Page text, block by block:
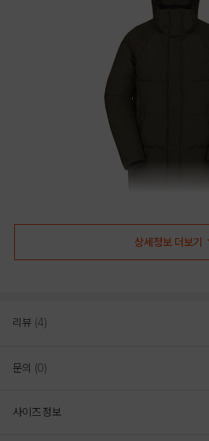
상세정보 더보기
리뷰 (4)
문의 (0)
사이즈 정보